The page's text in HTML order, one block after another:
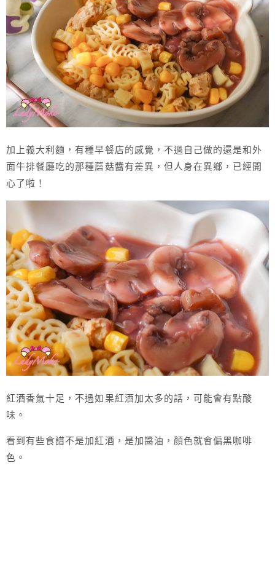
加上義大利麵，有種早餐店的感覺，不過自己做的還是和外
面牛排餐廳吃的那種蘑菇醬有差異，但人身在異鄉，已經開
心了啦！
紅酒香氣十足，不過如果紅酒加太多的話，可能會有點酸
味。
看到有些食譜不是加紅酒，是加醬油，顏色就會偏黑咖啡
色。